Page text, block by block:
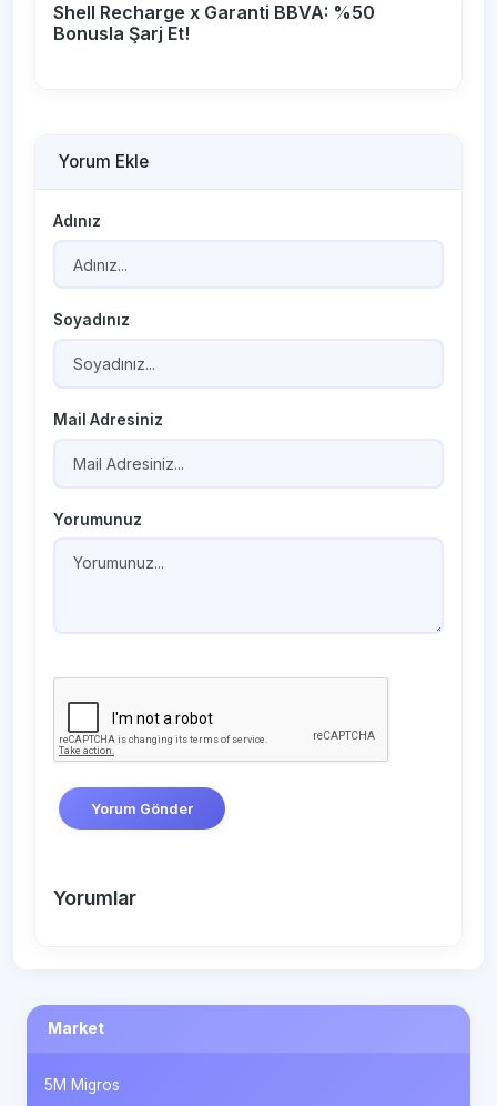
Shell Recharge x Garanti BBVA: %50
Bonusla Şarj Et!
Yorum Ekle
Adınız
Soyadınız
Mail Adresiniz
Yorumunuz
Yorum Gönder
Yorumlar
Market
5M Migros